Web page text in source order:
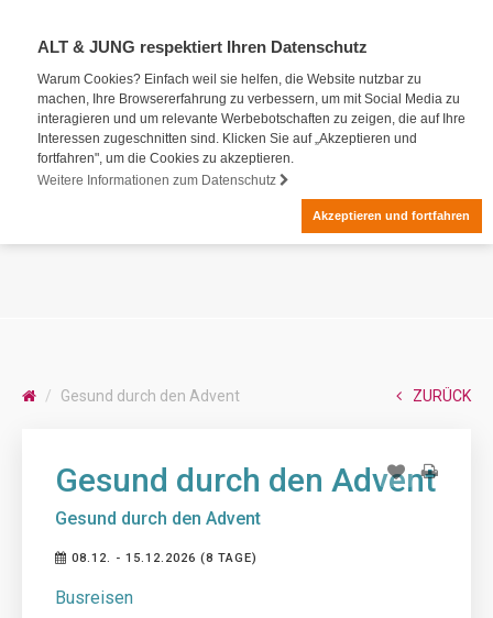
ALT & JUNG respektiert Ihren Datenschutz
Warum Cookies? Einfach weil sie helfen, die Website nutzbar zu
machen, Ihre Browsererfahrung zu verbessern, um mit Social Media zu
interagieren und um relevante Werbebotschaften zu zeigen, die auf Ihre
Interessen zugeschnitten sind. Klicken Sie auf „Akzeptieren und
fortfahren", um die Cookies zu akzeptieren.
Weitere Informationen zum Datenschutz
Akzeptieren und fortfahren
Gesund durch den Advent ZURÜCK
Gesund durch den Advent
Gesund durch den Advent
08.12. - 15.12.2026 (8 TAGE)
Busreisen